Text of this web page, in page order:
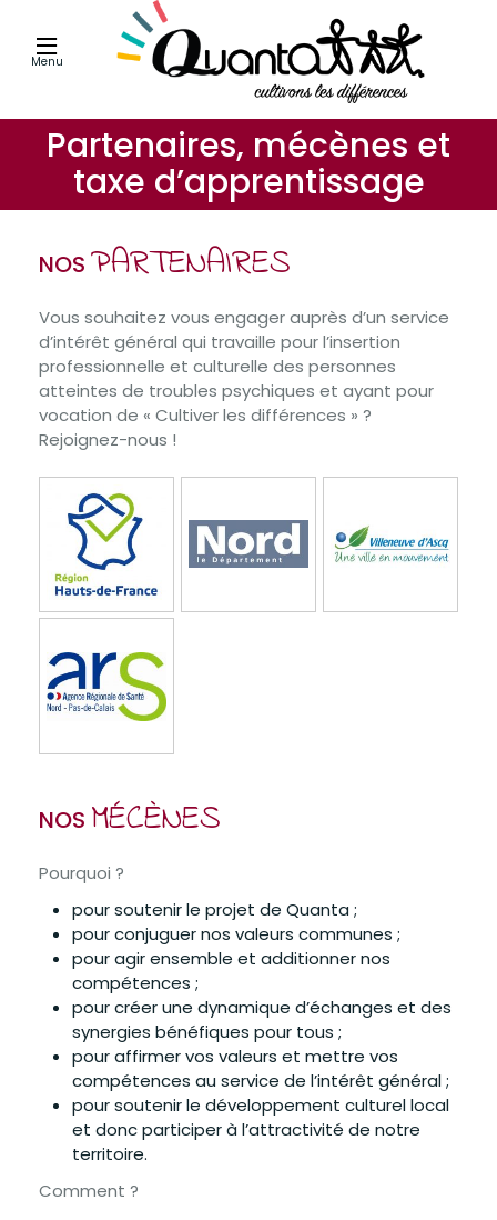
Menu
Partenaires, mécènes et
taxe d’apprentissage
NOS PARTENAIRES
Vous souhaitez vous engager auprès d’un service
d’intérêt général qui travaille pour l’insertion
professionnelle et culturelle des personnes
atteintes de troubles psychiques et ayant pour
vocation de « Cultiver les différences » ?
Rejoignez-nous !
NOS MÉCÈNES
Pourquoi ?
pour soutenir le projet de Quanta ;
pour conjuguer nos valeurs communes ;
pour agir ensemble et additionner nos
compétences ;
pour créer une dynamique d’échanges et des
synergies bénéfiques pour tous ;
pour affirmer vos valeurs et mettre vos
compétences au service de l’intérêt général ;
pour soutenir le développement culturel local
et donc participer à l’attractivité de notre
territoire.
Comment ?